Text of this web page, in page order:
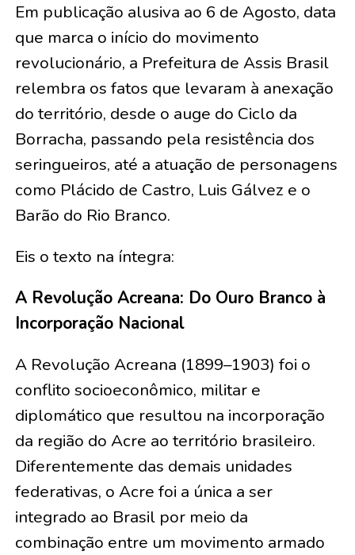
Em publicação alusiva ao 6 de Agosto, data
que marca o início do movimento
revolucionário, a Prefeitura de Assis Brasil
relembra os fatos que levaram à anexação
do território, desde o auge do Ciclo da
Borracha, passando pela resistência dos
seringueiros, até a atuação de personagens
como Plácido de Castro, Luis Gálvez e o
Barão do Rio Branco.
Eis o texto na íntegra:
A Revolução Acreana: Do Ouro Branco à
Incorporação Nacional
A Revolução Acreana (1899–1903) foi o
conflito socioeconômico, militar e
diplomático que resultou na incorporação
da região do Acre ao território brasileiro.
Diferentemente das demais unidades
federativas, o Acre foi a única a ser
integrado ao Brasil por meio da
combinação entre um movimento armado